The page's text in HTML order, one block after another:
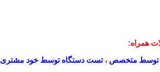
همراه:
توسط متخصص ،تست دستگاه توسط خود مشتری